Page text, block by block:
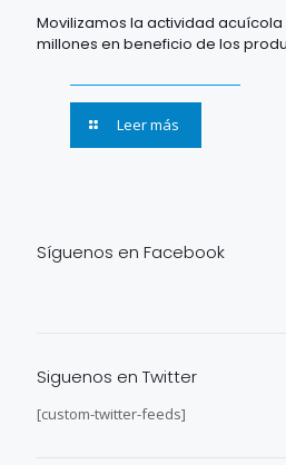
Movilizamos la actividad acuícola
millones en beneficio de los
Leer más
Síguenos en Facebook
Siguenos en Twitter
[custom-twitter-feeds]